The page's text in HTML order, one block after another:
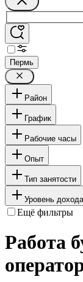
Пермь
Район
График
Рабочие часы
Опыт
Тип занятости
Уровень дохода
Ещё фильтры
Работа